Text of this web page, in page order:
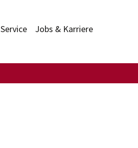
Service Jobs & Karriere